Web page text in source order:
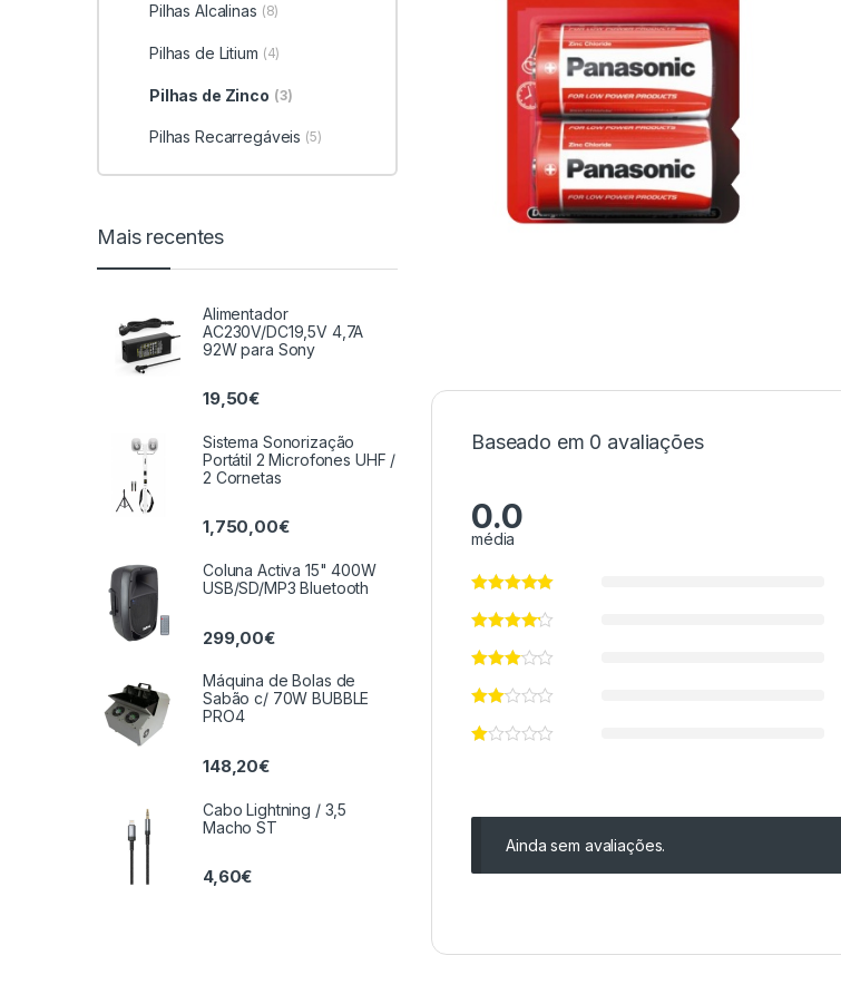
Baseado em 0 avaliações
0.0
média
Ainda sem avaliações.
Pilhas Alcalinas (8)
Pilhas de Litium (4)
Pilhas de Zinco (3)
Pilhas Recarregáveis (5)
Mais recentes
Alimentador
AC230V/DC19,5V 4,7A
92W para Sony
19,50€
Sistema Sonorização
Portátil 2 Microfones UHF /
2 Cornetas
1,750,00€
Coluna Activa 15" 400W
USB/SD/MP3 Bluetooth
299,00€
Máquina de Bolas de
Sabão c/ 70W BUBBLE
PRO4
148,20€
Cabo Lightning / 3,5
Macho ST
4,60€